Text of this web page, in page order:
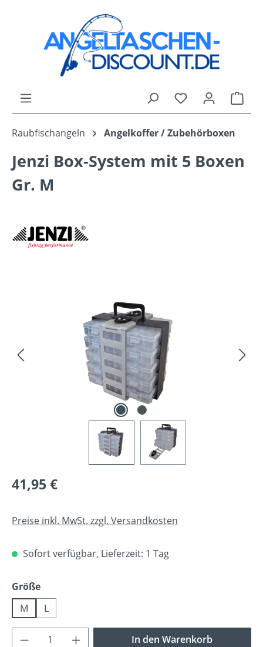
Zum Hauptinhalt springen
Du hast 0
Raubfischangeln Angelkoffer / Zubehörboxen
Jenzi Box-System mit 5 Boxen
Gr. M
Regulärer Preis:
41,95 €
Preise inkl. MwSt. zzgl. Versandkosten
Sofort verfügbar, Lieferzeit: 1 Tag
Größeauswählen
M
L
Produkt Anzahl: Gib den gewünschten
In den Warenkorb